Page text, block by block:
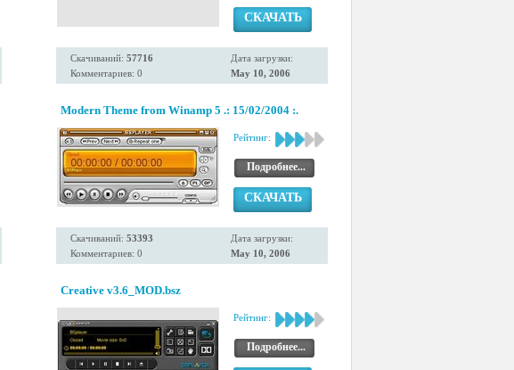
СКАЧАТЬ
Скачиваний: 57716
Комментариев: 0
Дата загрузки:
May 10, 2006
Modern Theme from Winamp 5 .: 15/02/2004 :.
Рейтинг:
Подробнее...
СКАЧАТЬ
Скачиваний: 53393
Комментариев: 0
Дата загрузки:
May 10, 2006
Creative v3.6_MOD.bsz
Рейтинг:
Подробнее...